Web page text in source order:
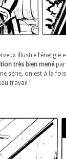
illustre
très bien menépar
série, on est à la
travail !